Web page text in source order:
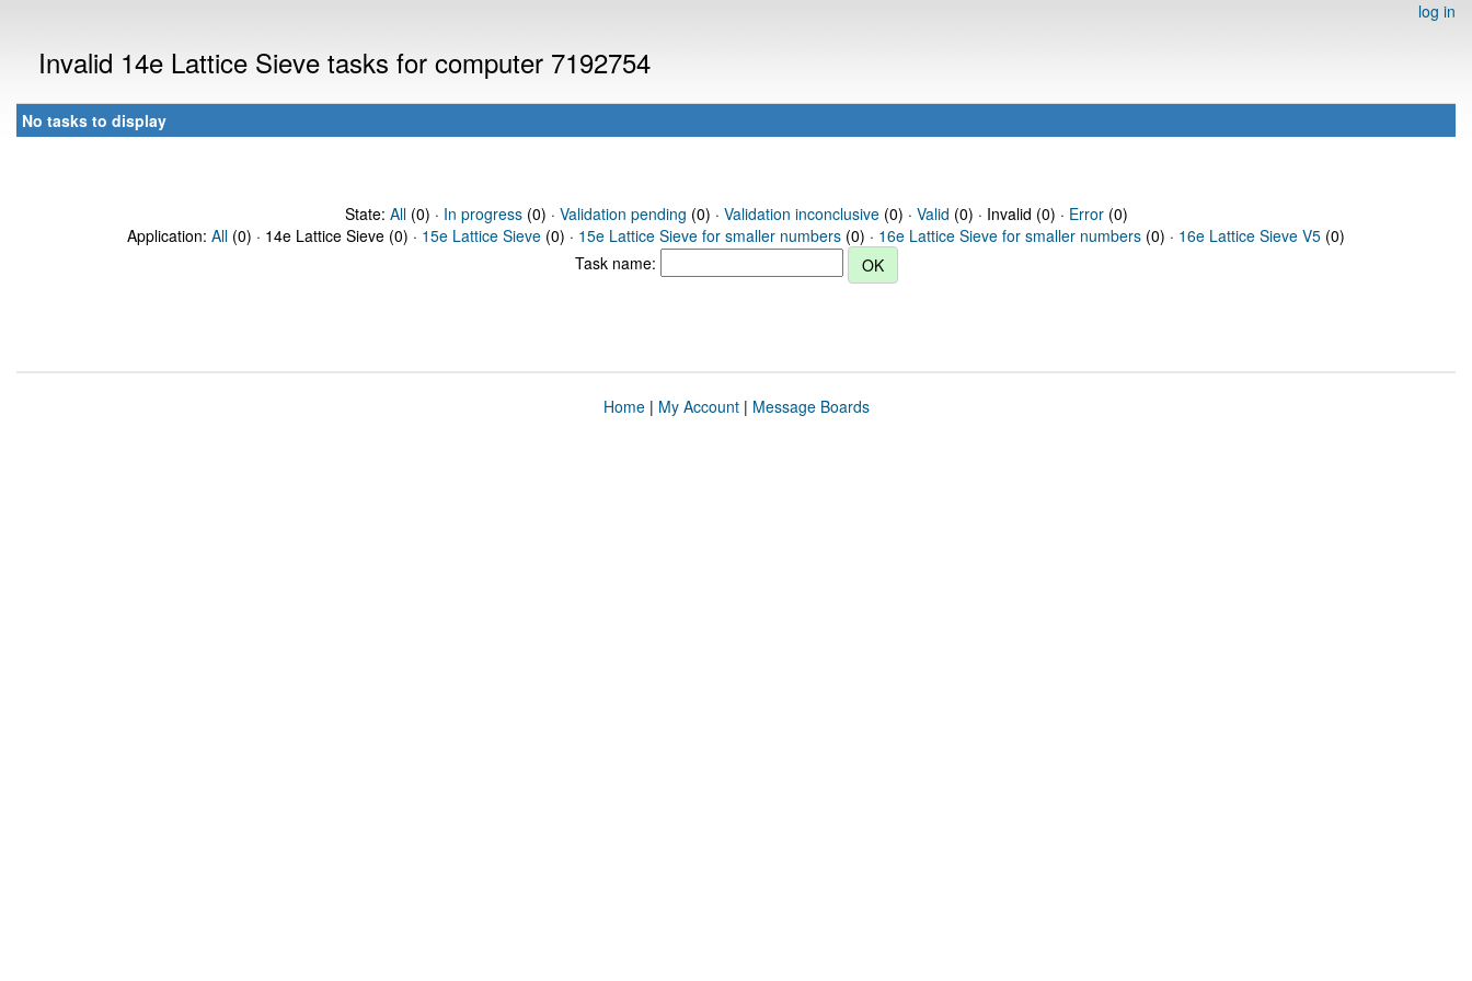
log in
Invalid 14e Lattice Sieve tasks for computer 7192754
No tasks to display
State: All(0) · In progress(0) · Validation pending (0) · Validation inconclusive(0) · Valid (0) · Invalid (0) · Error(0)
Application: All (0) · 14e Lattice Sieve (0) · 15e Lattice Sieve (0) · 15e Lattice Sieve for smaller numbers (0) · 16e Lattice Sieve for smaller numbers (0) · 16e Lattice Sieve V5 (0)
Task name:
Home| My Account| Message Boards